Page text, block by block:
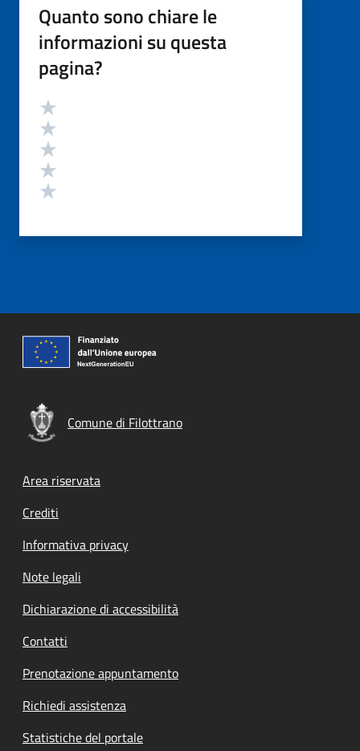
Quanto sono chiare le
informazioni su questa
pagina?
Valutazione
Comune di Filottrano
Footer menu
Area riservata
Crediti
Informativa privacy
Note legali
Dichiarazione di accessibilità
Contatti
Prenotazione appuntamento
Richiedi assistenza
Statistiche del portale